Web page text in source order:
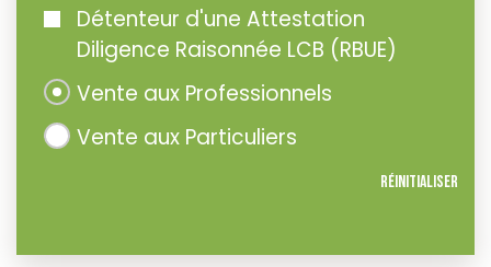
Détenteur d'une Attestation
Diligence Raisonnée LCB (RBUE)
Vente aux Professionnels
Vente aux Particuliers
Réinitialiser